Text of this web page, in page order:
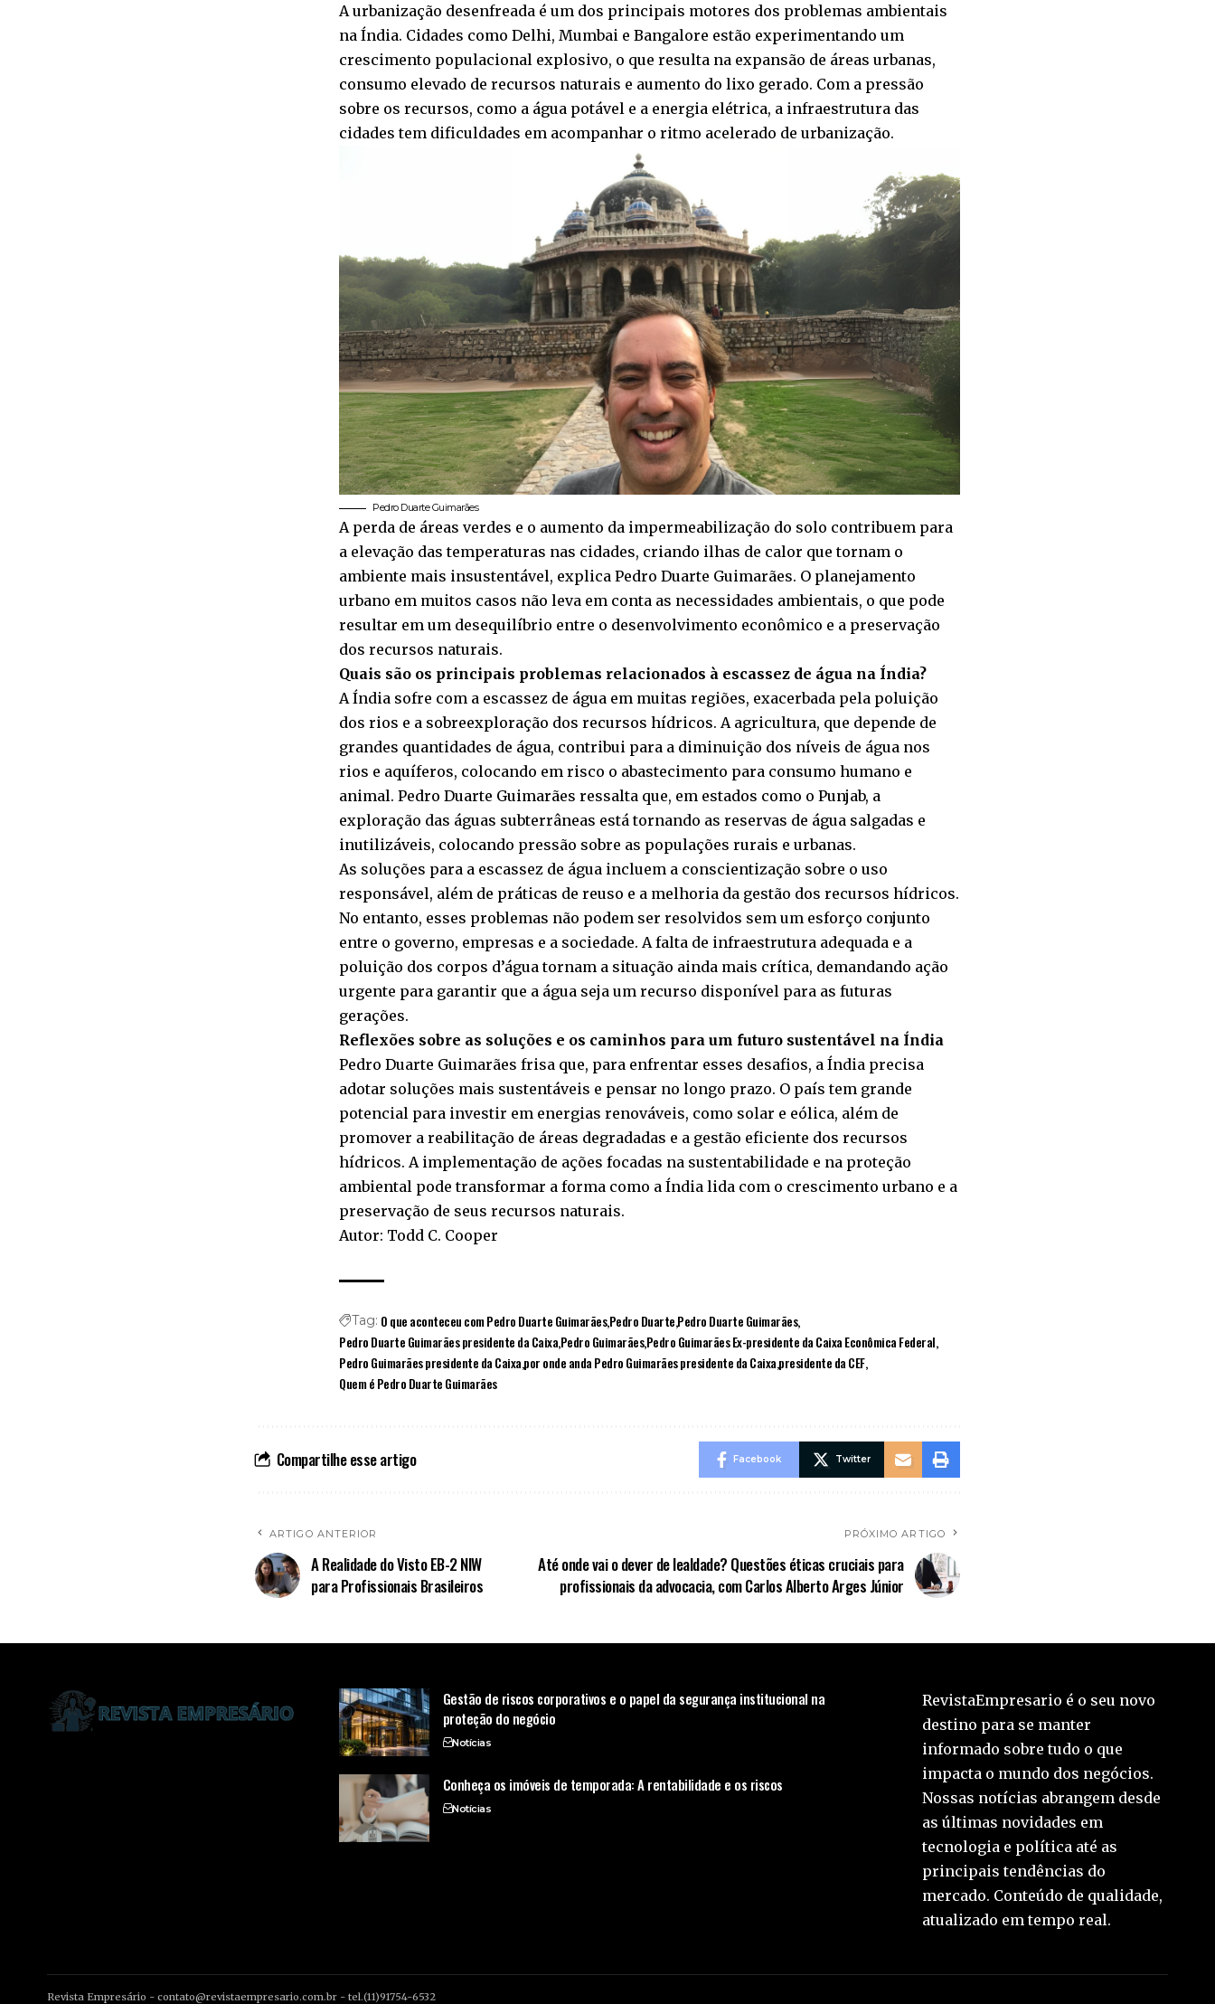
A urbanização desenfreada é um dos principais motores dos problemas ambientais
na Índia. Cidades como Delhi, Mumbai e Bangalore estão experimentando um
crescimento populacional explosivo, o que resulta na expansão de áreas urbanas,
consumo elevado de recursos naturais e aumento do lixo gerado. Com a pressão
sobre os recursos, como a água potável e a energia elétrica, a infraestrutura das
cidades tem dificuldades em acompanhar o ritmo acelerado de urbanização.
Pedro Duarte Guimarães
A perda de áreas verdes e o aumento da impermeabilização do solo contribuem para
a elevação das temperaturas nas cidades, criando ilhas de calor que tornam o
ambiente mais insustentável, explica Pedro Duarte Guimarães. O planejamento
urbano em muitos casos não leva em conta as necessidades ambientais, o que pode
resultar em um desequilíbrio entre o desenvolvimento econômico e a preservação
dos recursos naturais.
Quais são os principais problemas relacionados à escassez de água na Índia?
A Índia sofre com a escassez de água em muitas regiões, exacerbada pela poluição
dos rios e a sobreexploração dos recursos hídricos. A agricultura, que depende de
grandes quantidades de água, contribui para a diminuição dos níveis de água nos
rios e aquíferos, colocando em risco o abastecimento para consumo humano e
animal. Pedro Duarte Guimarães ressalta que, em estados como o Punjab, a
exploração das águas subterrâneas está tornando as reservas de água salgadas e
inutilizáveis, colocando pressão sobre as populações rurais e urbanas.
As soluções para a escassez de água incluem a conscientização sobre o uso
responsável, além de práticas de reuso e a melhoria da gestão dos recursos hídricos.
No entanto, esses problemas não podem ser resolvidos sem um esforço conjunto
entre o governo, empresas e a sociedade. A falta de infraestrutura adequada e a
poluição dos corpos d’água tornam a situação ainda mais crítica, demandando ação
urgente para garantir que a água seja um recurso disponível para as futuras
gerações.
Reflexões sobre as soluções e os caminhos para um futuro sustentável na Índia
Pedro Duarte Guimarães frisa que, para enfrentar esses desafios, a Índia precisa
adotar soluções mais sustentáveis e pensar no longo prazo. O país tem grande
potencial para investir em energias renováveis, como solar e eólica, além de
promover a reabilitação de áreas degradadas e a gestão eficiente dos recursos
hídricos. A implementação de ações focadas na sustentabilidade e na proteção
ambiental pode transformar a forma como a Índia lida com o crescimento urbano e a
preservação de seus recursos naturais.
Autor: Todd C. Cooper
Tag: O que aconteceu com Pedro Duarte GuimarãesPedro DuartePedro Duarte Guimarães
Pedro Duarte Guimarães presidente da CaixaPedro GuimarãesPedro Guimarães Ex-presidente da Caixa Econômica Federal
Pedro Guimarães presidente da Caixapor onde anda Pedro Guimarães presidente da Caixapresidente da CEF
Quem é Pedro Duarte Guimarães
Compartilhe esse artigo Facebook Twitter
ARTIGO ANTERIOR
A Realidade do Visto EB-2 NIW
para Profissionais Brasileiros
PRÓXIMO ARTIGO
Até onde vai o dever de lealdade? Questões éticas cruciais para
profissionais da advocacia, com Carlos Alberto Arges Júnior
Gestão de riscos corporativos e o papel da segurança institucional na
proteção do negócio
Notícias
Conheça os imóveis de temporada: A rentabilidade e os riscos
Notícias
RevistaEmpresario é o seu novo
destino para se manter
informado sobre tudo o que
impacta o mundo dos negócios.
Nossas notícias abrangem desde
as últimas novidades em
tecnologia e política até as
principais tendências do
mercado. Conteúdo de qualidade,
atualizado em tempo real.
Revista Empresário - contato@revistaempresario.com.br - tel.(11)91754-6532